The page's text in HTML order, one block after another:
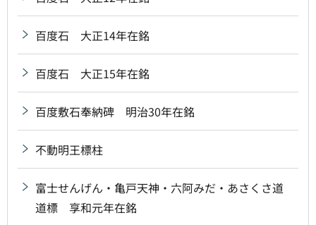
百度石 大正14年在銘
百度石 大正15年在銘
百度敷石奉納碑 明治30年在銘
不動明王標柱
富士せんげん・亀戸天神・六阿みだ・あさくさ道
道標 享和元年在銘